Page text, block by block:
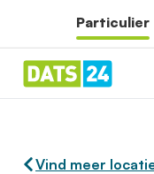
Particulier
Vind meer